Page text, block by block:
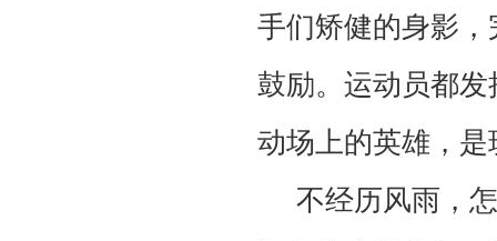
手们矫健的身影
鼓励。运动员都
动场上的英雄，
不经历风雨，怎